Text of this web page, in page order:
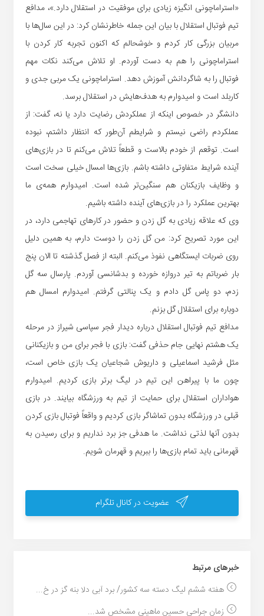
«استراماچونی انگیزه زیادی برای موفقیت در استقلال دارد.»، مدافع
تیم فوتبال استقلال با بیان این جمله خاطرنشان کرد: در این سال‌ها با
مربیان بزرگی کار کردم و خوشحالم که اکنون تجربه کار کردن با
استراماچونی را هم به دست آوردم. او تلاش می‌کند نکات مهم
فوتبال را به شاگردانش آموزش دهد. استراماچونی یک مربی جدی و
کاربلد است و امیدوارم به هدف‌هایش در استقلال برسد.
دانشگر در خصوص اینکه از عملکردش رضایت دارد یا نه، گفت: از
عملکردم راضی نیستم و شرایطم آن‌طور که انتظار داشتم، نبوده
است. توقعم از خودم بالاست و قطعاً تلاش می‌کنم تا در بازی‌های
آینده شرایط متفاوتی داشته باشم. بازی‌ها امسال خیلی سخت است
و وظایف بازیکنان هم سنگین‌تر شده است. امیدوارم همه‌ی ما
بهترین عملکرد را در بازی‌های آینده داشته باشیم.
وی که علاقه زیادی به گل زدن و حضور در کارهای تهاجمی دارد، در
این مورد تصریح کرد: من گل زدن را دوست دارم، به همین دلیل
روی ضربات ایستگاهی نفوذ می‌کنم. البته از فصل گذشته تا الان پنج
بار ضرباتم به تیر دروازه خورده و بدشانسی آوردم. پارسال سه گل
زدم، دو پاس گل دادم و یک پنالتی گرفتم. امیدوارم امسال هم
دوباره برای استقلال گل بزنم.
مدافع تیم فوتبال استقلال درباره دیدار فجر سپاسی شیراز در مرحله
یک هشتم نهایی جام حذفی گفت: بازی با فجر برای من و بازیکنانی
مثل فرشید اسماعیلی و داریوش شجاعیان یک بازی خاص است،
چون ما با پیراهن این تیم در لیگ برتر بازی کردیم. امیدوارم
هواداران استقلال برای حمایت از تیم به ورزشگاه بیایند. در بازی
قبلی در ورزشگاه بدون تماشاگر بازی کردیم و واقعاً فوتبال بازی کردن
بدون آنها لذتی نداشت. ما هدفی جز برد نداریم و برای رسیدن به
قهرمانی باید تمام بازی‌ها را ببریم و قهرمان شویم.
عضویت در کانال تلگرام
خبر‌های مرتبط
هفته ششم لیگ دسته سه کشور/ برد آبی دلا بنه گز در خ...
زمان جراحی حسین ماهینی مشخص شد...